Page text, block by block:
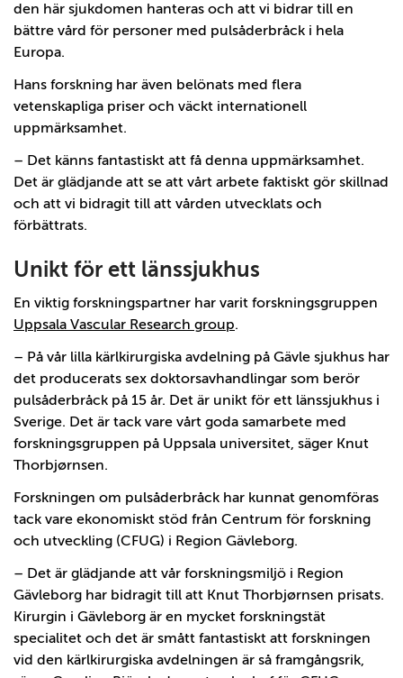
den här sjukdomen hanteras och att vi bidrar till en
bättre vård för personer med pulsåderbråck i hela
Europa.
Hans forskning har även belönats med flera
vetenskapliga priser och väckt internationell
uppmärksamhet.
– Det känns fantastiskt att få denna uppmärksamhet.
Det är glädjande att se att vårt arbete faktiskt gör skillnad
och att vi bidragit till att vården utvecklats och
förbättrats.
Unikt för ett länssjukhus
En viktig forskningspartner har varit forskningsgruppen
Uppsala Vascular Research group.
– På vår lilla kärlkirurgiska avdelning på Gävle sjukhus har
det producerats sex doktorsavhandlingar som berör
pulsåderbråck på 15 år. Det är unikt för ett länssjukhus i
Sverige. Det är tack vare vårt goda samarbete med
forskningsgruppen på Uppsala universitet, säger Knut
Thorbjørnsen.
Forskningen om pulsåderbråck har kunnat genomföras
tack vare ekonomiskt stöd från Centrum för forskning
och utveckling (CFUG) i Region Gävleborg.
– Det är glädjande att vår forskningsmiljö i Region
Gävleborg har bidragit till att Knut Thorbjørnsen prisats.
Kirurgin i Gävleborg är en mycket forskningstät
specialitet och det är smått fantastiskt att forskningen
vid den kärlkirurgiska avdelningen är så framgångsrik,